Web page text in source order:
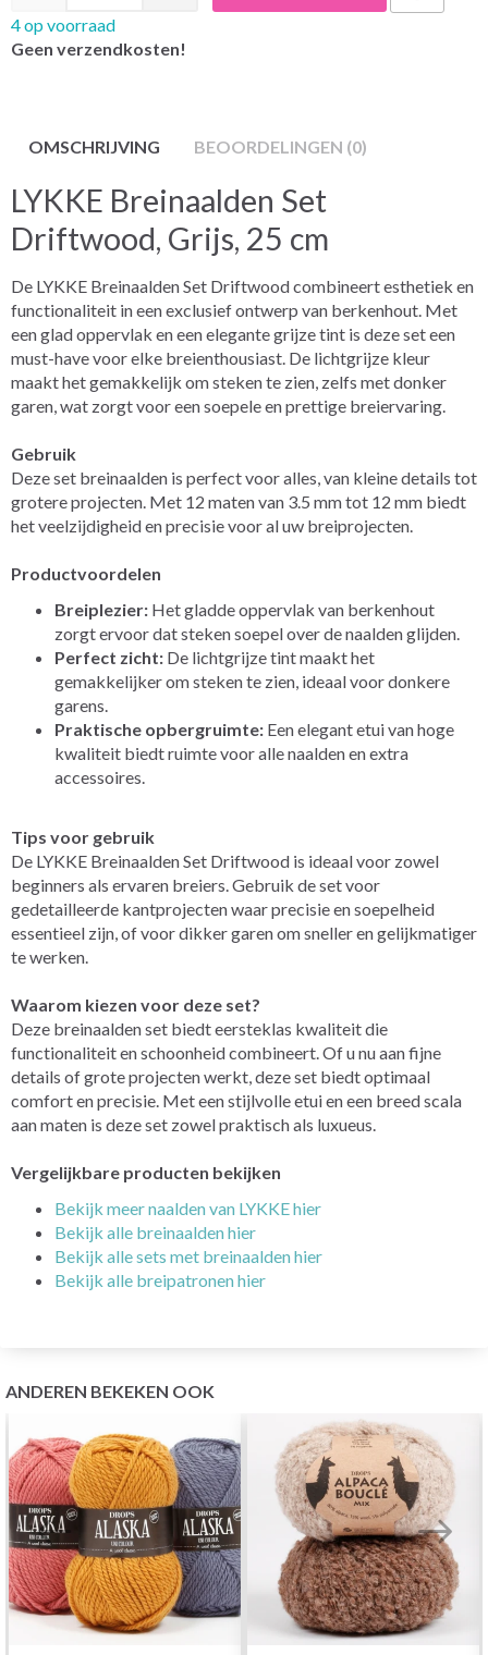
4 op voorraad
Geen verzendkosten!
OMSCHRIJVING BEOORDELINGEN (0)
LYKKE Breinaalden Set
Driftwood, Grijs, 25 cm
De LYKKE Breinaalden Set Driftwood combineert esthetiek en
functionaliteit in een exclusief ontwerp van berkenhout. Met
een glad oppervlak en een elegante grijze tint is deze set een
must-have voor elke breienthousiast. De lichtgrijze kleur
maakt het gemakkelijk om steken te zien, zelfs met donker
garen, wat zorgt voor een soepele en prettige breiervaring.
Gebruik
Deze set breinaalden is perfect voor alles, van kleine details tot
grotere projecten. Met 12 maten van 3.5 mm tot 12 mm biedt
het veelzijdigheid en precisie voor al uw breiprojecten.
Productvoordelen
Breiplezier: Het gladde oppervlak van berkenhout
zorgt ervoor dat steken soepel over de naalden glijden.
Perfect zicht: De lichtgrijze tint maakt het
gemakkelijker om steken te zien, ideaal voor donkere
garens.
Praktische opbergruimte: Een elegant etui van hoge
kwaliteit biedt ruimte voor alle naalden en extra
accessoires.
Tips voor gebruik
De LYKKE Breinaalden Set Driftwood is ideaal voor zowel
beginners als ervaren breiers. Gebruik de set voor
gedetailleerde kantprojecten waar precisie en soepelheid
essentieel zijn, of voor dikker garen om sneller en gelijkmatiger
te werken.
Waarom kiezen voor deze set?
Deze breinaalden set biedt eersteklas kwaliteit die
functionaliteit en schoonheid combineert. Of u nu aan fijne
details of grote projecten werkt, deze set biedt optimaal
comfort en precisie. Met een stijlvolle etui en een breed scala
aan maten is deze set zowel praktisch als luxueus.
Vergelijkbare producten bekijken
Bekijk meer naalden van LYKKE hier
Bekijk alle breinaalden hier
Bekijk alle sets met breinaalden hier
Bekijk alle breipatronen hier
ANDEREN BEKEKEN OOK